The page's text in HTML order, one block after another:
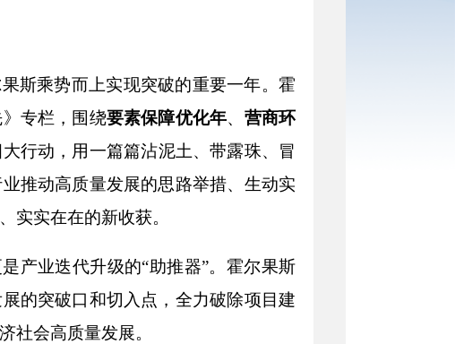
斯乘势而上实现突破的重要一年。霍
专栏，围绕要素保障优化年、 营商环
大行动，用一篇篇沾泥土、带露珠、冒
推动高质量发展的思路举措、生动实
实实在在的新收获。
产业迭代升级的“助推器”。霍尔果斯
的突破口和切入点，全力破除项目建
社会高质量发展。